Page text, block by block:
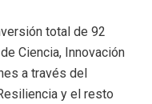
total de 92
Ciencia, Innovación
a través del
y el resto